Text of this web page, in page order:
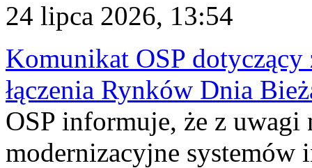
24 lipca 2026, 13:54
Komunikat OSP dotyczący
łączenia Rynków Dnia
OSP informuje, że z uwagi
modernizacyjne